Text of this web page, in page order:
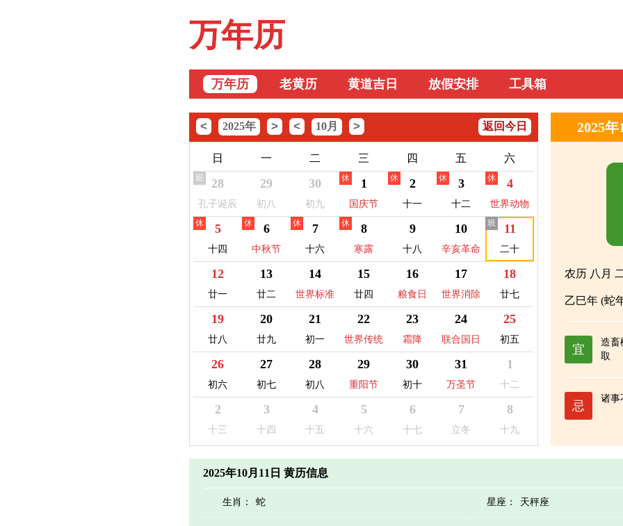
万年历
万年历 老黄历 黄道吉日 放假安排 工具箱
< 2025年 > < 10月 > 返回今日
日 一 二 三 四 五 六
28
孔子诞辰
班 29
初八
30
初九
1
国庆节
休 2
十一
休 3
十二
休 4
世界动物
日
休
5
十四
休 6
中秋节
休 7
十六
休 8
寒露
休 9
十八
10
辛亥革命
纪念日
11
二十
班
12
廿一
13
廿二
14
世界标准
日
15
廿四
16
粮食日
17
世界消除
贫困日
18
廿七
19
廿八
20
廿九
21
初一
22
世界传统
医药日
23
霜降
24
联合国日
25
初五
26
初六
27
初七
28
初八
29
重阳节
30
初十
31
万圣节
1
十二
2
十三
3
十四
4
十五
5
十六
6
十七
7
立冬
8
十九
2025
农历 八月
乙巳年 (蛇
宜
造畜
取
忌
诸事
2025年10月11日 黄历信息
生肖： 蛇 星座： 天秤座